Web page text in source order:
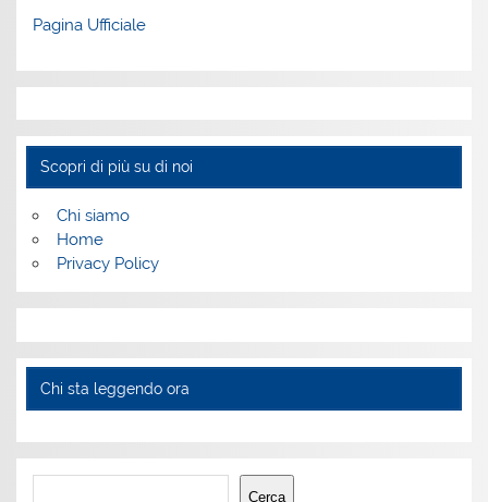
Pagina Ufficiale
Scopri di più su di noi
Chi siamo
Home
Privacy Policy
Chi sta leggendo ora
Cerca
Cerca